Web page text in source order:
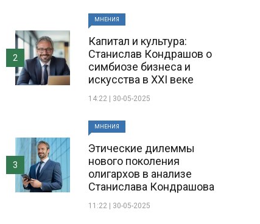
МНЕНИЯ
Капитал и культура:
Станислав Кондрашов о
симбиозе бизнеса и
искусства в XXI веке
14:22 | 30-05-2025
2
МНЕНИЯ
Этические дилеммы
нового поколения
олигархов в анализе
Станислава Кондрашова
11:22 | 30-05-2025
3